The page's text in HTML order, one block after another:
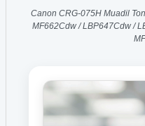
Canon CRG-075H Muadil
MF662Cdw / LBP647Cdw /